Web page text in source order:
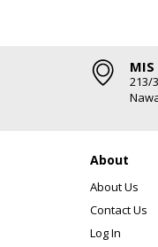
213/
About
About Us
Contact Us
Log In